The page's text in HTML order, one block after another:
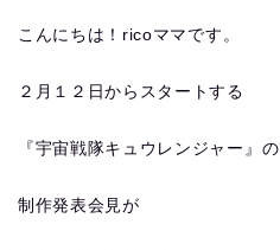
こんにちは！ricoママです。
２月１２日からスタートする
『宇宙戦隊キュウレンジャー』の
制作発表会見が